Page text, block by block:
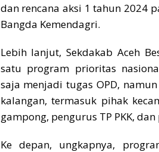
dan rencana aksi 1 tahun 2024
Bangda Kemendagri.
Lebih lanjut, Sekdakab Aceh
satu program prioritas
saja menjadi tugas OPD,
kalangan, termasuk pihak
gampong, pengurus TP PKK,
Ke depan, ungkapnya,